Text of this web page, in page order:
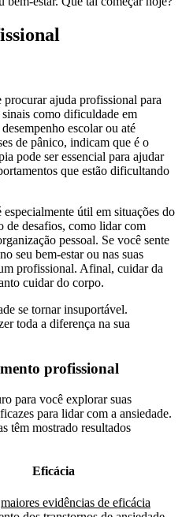
procurar ajuda profissional para
como dificuldade em
escolar ou até
de pânico, indicam que é o
pode ser essencial para ajudar
que estão dificultando
útil em situações do
de desafios, como lidar com
pessoal. Se você sente
seu bem-estar ou nas suas
profissional. Afinal, cuidar da
cuidar do corpo.
se tornar insuportável.
toda a diferença na sua
profissional
para você explorar suas
para lidar com a ansiedade.
têm mostrado resultados
Eficácia
maiores evidências de eficácia